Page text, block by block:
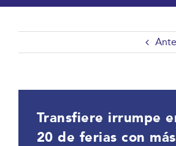
Transfiere irrumpe
20 de ferias con